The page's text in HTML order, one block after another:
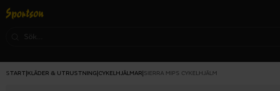
START KLÄDER & UTRUSTNING CYKELHJÄLMAR SIERRA MIPS CYKELHJÄLM